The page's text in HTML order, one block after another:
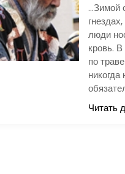
…Зимой
люди
кровь.
по
Читать